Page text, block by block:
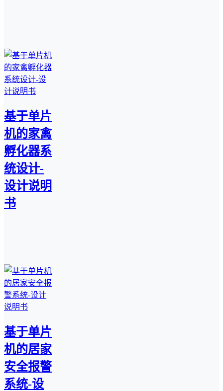
基于单片
机的家禽
孵化器系
统设计-
设计说明
书
基于单片
机的居家
安全报警
系统-设